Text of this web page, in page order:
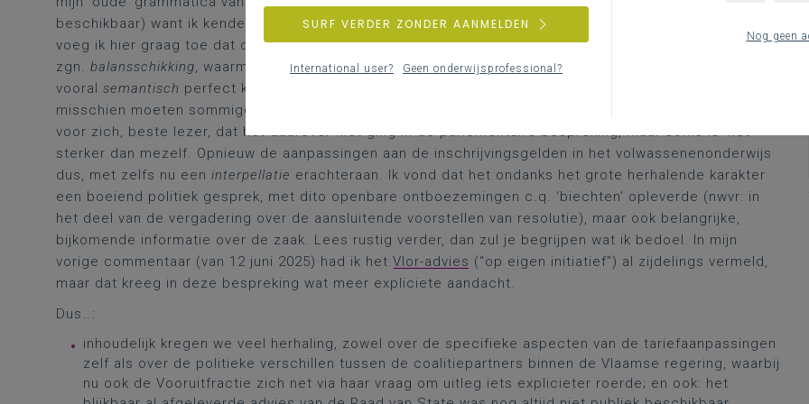
beschikbaar) want ik kende de precieze termniet meer, maar in het kader van het kennisrijke curriculum
voeg ik hier graag toe dat de voorgaande ‘zin’ (of beter nog: ‘uiting’) een (mooi) voorbeeld is van een
zgn. balansschikking, waarmee ik overigens in één beweging graag bewijs dat je zo’n uiting
vooral semantisch perfect kunt
misschien moeten sommige politici en anderen zich dat punt ook iets meer realiseren…). Het spreekt
voor zich, beste lezer, dat het daarover niet ging in de parlementaire bespreking, maar soms is ‘het’
sterker dan mezelf. Opnieuw de aanpassingen aan de inschrijvingsgelden in het volwassenenonderwijs
dus, met zelfs nu een interpellatie erachteraan. Ik vond dat het ondanks het grote herhalende karakter
een boeiend politiek gesprek, met dito openbare ontboezemingen c.q. ‘biechten’ opleverde (nwvr: in
het deel van de vergadering over de aansluitende voorstellen van resolutie), maar ook belangrijke,
bijkomende informatie over de zaak. Lees rustig verder, dan zul je begrijpen wat ik bedoel. In mijn
vorige commentaar (van 12 juni 2025) had ik het Vlor-advies (“op eigen initiatief”) al zijdelings vermeld,
maar dat kreeg in deze bespreking wat meer expliciete aandacht.
Dus…:
inhoudelijk kregen we veel herhaling, zowel over de specifieke aspecten van de tariefaanpassingen
zelf als over de politieke verschillen tussen de coalitiepartners binnen de Vlaamse regering, waarbij
nu ook de Vooruitfractie zich net via haar vraag om uitleg iets explicieter roerde; en ook: het
Nog geen
SURF VERDER ZONDER AANMELDEN
International user? Geen onderwijsprofessional?